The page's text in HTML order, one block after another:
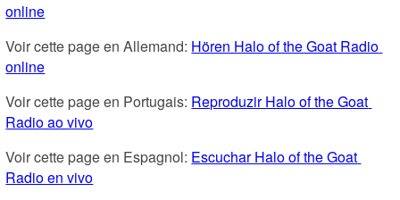
online
Voir cette page en Allemand: Hören Halo of the Goat Radio
online
Voir cette page en Portugais: Reproduzir Halo of the Goat
Radio ao vivo
Voir cette page en Espagnol: Escuchar Halo of the Goat
Radio en vivo